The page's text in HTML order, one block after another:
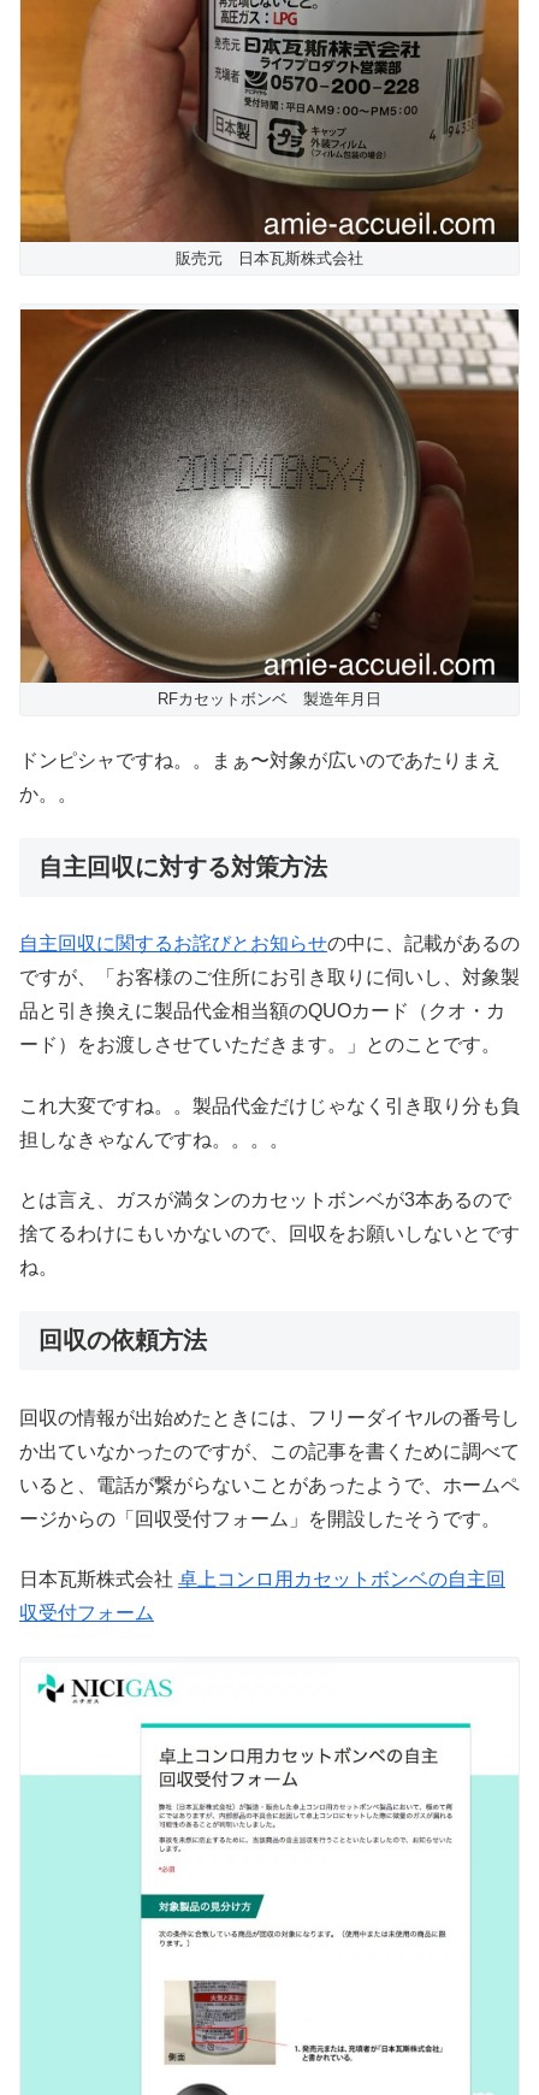
販売元 日本瓦斯株式会社
RFカセットボンベ 製造年月日
ドンピシャですね。。まぁ〜対象が広いのであたりまえ
か。。
自主回収に対する対策方法
自主回収に関するお詫びとお知らせの中に、記載があるの
ですが、「お客様のご住所にお引き取りに伺いし、対象製
品と引き換えに製品代金相当額のQUOカード（クオ・カ
ード）をお渡しさせていただきます。」とのことです。
これ大変ですね。。製品代金だけじゃなく引き取り分も負
担しなきゃなんですね。。。。
とは言え、ガスが満タンのカセットボンベが3本あるので
捨てるわけにもいかないので、回収をお願いしないとです
ね。
回収の依頼方法
回収の情報が出始めたときには、フリーダイヤルの番号し
か出ていなかったのですが、この記事を書くために調べて
いると、電話が繋がらないことがあったようで、ホームペ
ージからの「回収受付フォーム」を開設したそうです。
日本瓦斯株式会社 卓上コンロ用カセットボンベの自主回
収受付フォーム